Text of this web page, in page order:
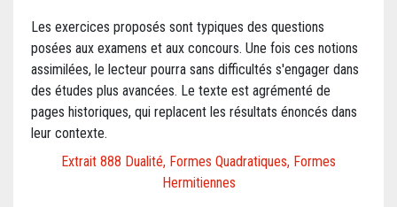
Les exercices proposés sont typiques des questions
posées aux examens et aux concours. Une fois ces notions
assimilées, le lecteur pourra sans difficultés s'engager dans
des études plus avancées. Le texte est agrémenté de
pages historiques, qui replacent les résultats énoncés dans
leur contexte.
Extrait 888 Dualité, Formes Quadratiques, Formes
Hermitiennes